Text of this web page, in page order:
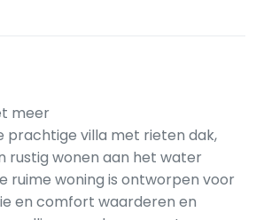
meer
prachtige villa met rieten dak,
rustig wonen aan het water
ruime woning is ontworpen voor
en comfort waarderen en